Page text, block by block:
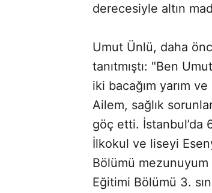
derecesiyle altın
Umut Ünlü, daha
tanıtmıştı: "Ben
iki bacağım yarım
Ailem, sağlık
göç etti. İstanbul’da
İlkokul ve liseyi
Bölümü
Eğitimi Bölümü 3.